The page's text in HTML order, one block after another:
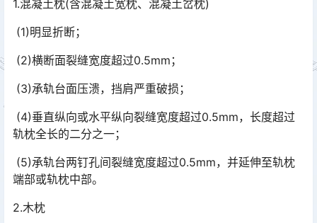
1.混凝土枕(含混凝土宽枕、混凝土岔枕)
(1)明显折断；
(2)横断面裂缝宽度超过0.5mm；
(3)承轨台面压溃，挡肩严重破损；
(4)垂直纵向或水平纵向裂缝宽度超过0.5mm，长度超过
轨枕全长的二分之一；
(5)承轨台两钉孔间裂缝宽度超过0.5mm，并延伸至轨枕
端部或轨枕中部。
2.木枕